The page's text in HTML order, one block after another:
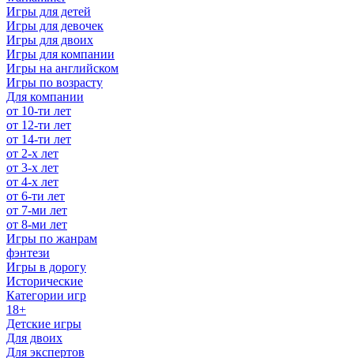
Игры для детей
Игры для девочек
Игры для двоих
Игры для компании
Игры на английском
Игры по возрасту
Для компании
от 10-ти лет
от 12-ти лет
от 14-ти лет
от 2-х лет
от 3-х лет
от 4-х лет
от 6-ти лет
от 7-ми лет
от 8-ми лет
Игры по жанрам
фэнтези
Игры в дорогу
Исторические
Категории игр
18+
Детские игры
Для двоих
Для экспертов